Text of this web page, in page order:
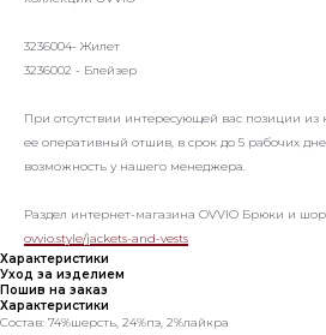
3236004- Жилет
3236002 - Блейзер
При отсутствии интересующей вас позиции из
ее оперативный отшив, в срок до 5 рабочих
возможность у нашего менеджера.
Раздел интернет-магазина OVVIO Брюки и
ovvio.style/jackets-and-vests
Характеристики
Уход за изделием
Пошив на заказ
Характеристики
Состав: 74%шерсть, 24%пэ, 2%лайкра